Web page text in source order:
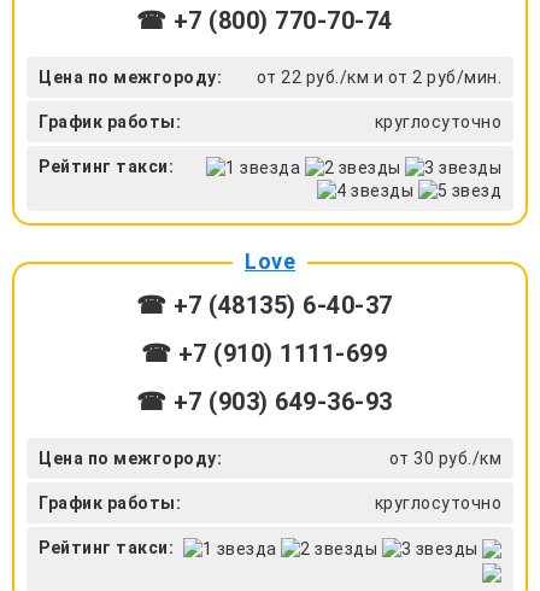
☎ +7 (800) 770-70-74
Цена по межгороду: от 22 руб./км и от 2 руб/мин.
График работы: круглосуточно
Рейтинг такси:
Love
☎ +7 (48135) 6-40-37
☎ +7 (910) 1111-699
☎ +7 (903) 649-36-93
Цена по межгороду: от 30 руб./км
График работы: круглосуточно
Рейтинг такси: